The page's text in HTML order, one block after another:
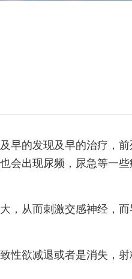
早的发现及早的治疗，
会出现尿频，尿急等一
从而刺激交感神经，
欲减退或者是消失，射